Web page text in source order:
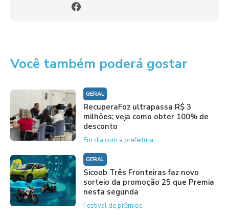
Você também poderá gostar
GERAL
RecuperaFoz ultrapassa R$ 3
milhões; veja como obter 100% de
desconto
Em dia com a prefeitura
GERAL
Sicoob Três Fronteiras faz novo
sorteio da promoção 25 que Premia
nesta segunda
Festival de prêmios